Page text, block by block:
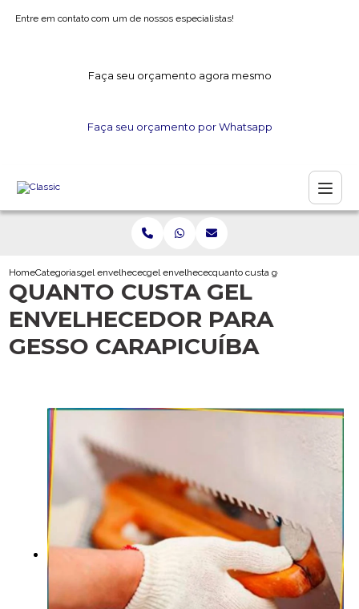
Entre em contato com um de nossos especialistas!
Faça seu orçamento agora mesmo
Faça seu orçamento por Whatsapp
HomeCategoriasgel envelhecedorgel envelhecedor para artesanato
quanto custa gel envelhecedor
QUANTO CUSTA GEL
ENVELHECEDOR PARA
GESSO CARAPICUÍBA